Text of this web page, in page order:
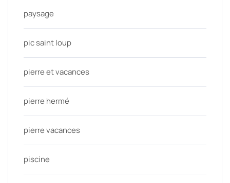
paysage
pic saint loup
pierre et vacances
pierre hermé
pierre vacances
piscine